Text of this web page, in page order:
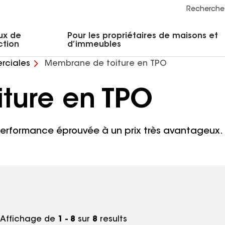
Recherche
de
Pour les propriétaires de maisons et
d’immeubles
Membrane de toiture en TPO
en TPO
éprouvée à un prix très avantageux.
Affichage de 1 - 8 sur 8 results